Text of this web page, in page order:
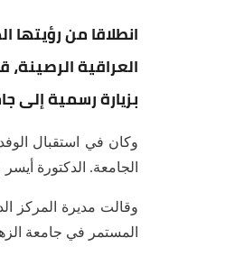
انطلاقا من رؤيتها
العراقية
بزيارة رسمية إلى
وكان في استقبال
الجامعة. الدكتورة
وقالت مديرة المركز
المستمر في جامعة